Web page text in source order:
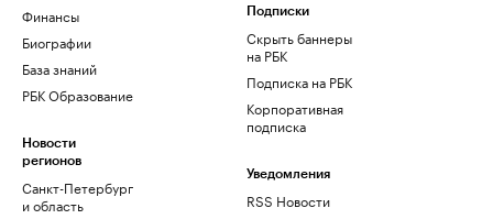
Финансы
Биографии
База знаний
РБК Образование
Новости
регионов
Санкт-Петербург
и область
Подписки
Скрыть баннеры
на РБК
Подписка на РБК
Корпоративная
подписка
Уведомления
RSS Новости